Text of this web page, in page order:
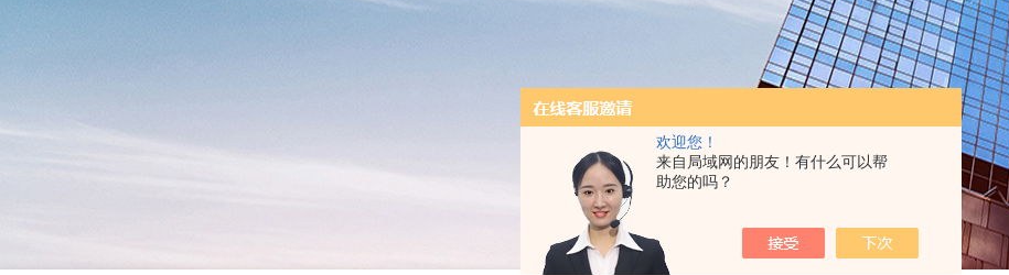
欢迎您！
来自局域网的朋友！有什么可以帮
助您的吗？